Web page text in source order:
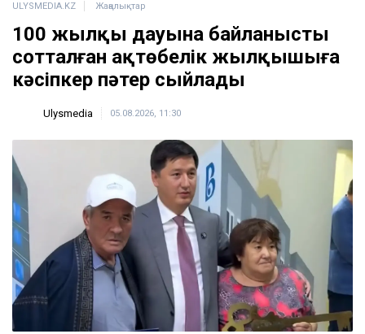
ULYSMEDIA.KZ Жаңалықтар
100 жылқы дауына байланысты
сотталған ақтөбелік жылқышыға
кәсіпкер пәтер сыйлады
Ulysmedia 05.08.2026, 11:30